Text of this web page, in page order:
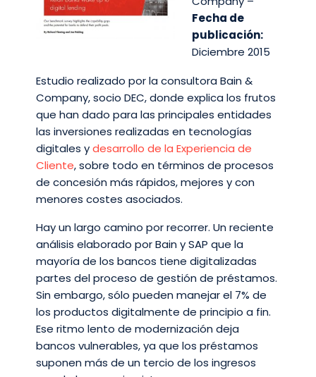
Fecha de
publicación:
Diciembre 2015
Estudio realizado por la consultora Bain &
Company, socio DEC, donde explica los frutos
que han dado para las principales entidades
las inversiones realizadas en tecnologías
digitales ydesarrollo de la Experiencia de
Cliente, sobre todo en términos de procesos
de concesión más rápidos, mejores y con
menores costes asociados.
Hay un largo camino por recorrer. Un reciente
análisis elaborado por Bain y SAP que la
mayoría de los bancos tiene digitalizadas
partes del proceso de gestión de préstamos.
Sin embargo, sólo pueden manejar el 7% de
los productos digitalmente de principio a fin.
Ese ritmo lento de modernización deja
bancos vulnerables, ya que los préstamos
suponen más de un tercio de los ingresos